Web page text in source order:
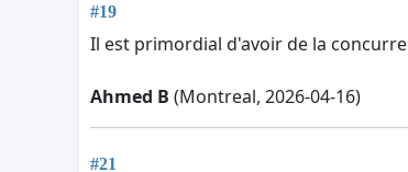
#19
Il est primordial d'avoir de la
Ahmed B (Montreal, 2026-04-16)
#21